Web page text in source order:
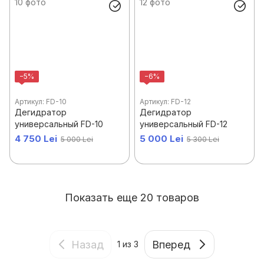
−5%
Артикул: FD-10
Дегидратор
универсальный FD-10
4 750 Lei 5 000 Lei
−6%
Артикул: FD-12
Дегидратор
универсальный FD-12
5 000 Lei 5 300 Lei
Показать еще 20 товаров
Назад 1 из 3 Вперед